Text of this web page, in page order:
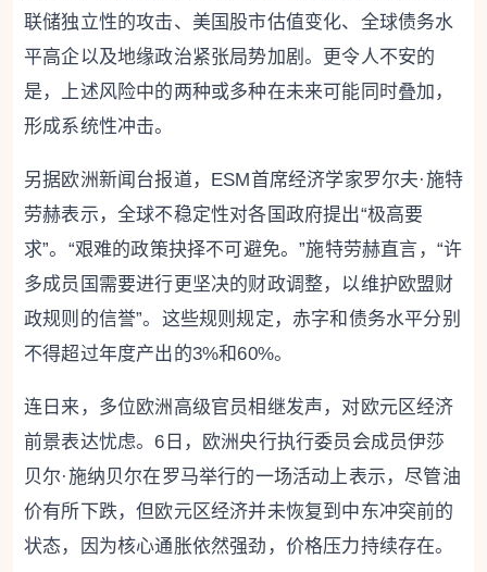
联储独立性的攻击、美国股市估值变化、全球债务水
平高企以及地缘政治紧张局势加剧。更令人不安的
是，上述风险中的两种或多种在未来可能同时叠加，
形成系统性冲击。
另据欧洲新闻台报道，ESM首席经济学家罗尔夫·施特
劳赫表示，全球不稳定性对各国政府提出“极高要
求”。“艰难的政策抉择不可避免。”施特劳赫直言，“许
多成员国需要进行更坚决的财政调整，以维护欧盟财
政规则的信誉”。这些规则规定，赤字和债务水平分别
不得超过年度产出的3%和60%。
连日来，多位欧洲高级官员相继发声，对欧元区经济
前景表达忧虑。6日，欧洲央行执行委员会成员伊莎
贝尔·施纳贝尔在罗马举行的一场活动上表示，尽管油
价有所下跌，但欧元区经济并未恢复到中东冲突前的
状态，因为核心通胀依然强劲，价格压力持续存在。